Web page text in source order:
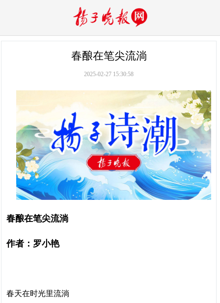
春酿在笔尖流淌
2025-02-27 15:30:58
春酿在笔尖流淌
作者：罗小艳
春天在时光里流淌